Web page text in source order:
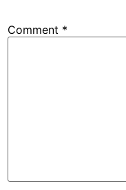
Comment *